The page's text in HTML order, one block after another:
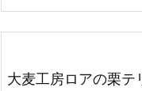
大麦工房ロアの栗テ